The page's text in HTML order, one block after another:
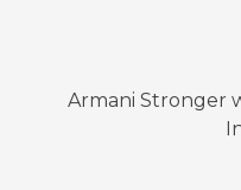
Armani Stronger